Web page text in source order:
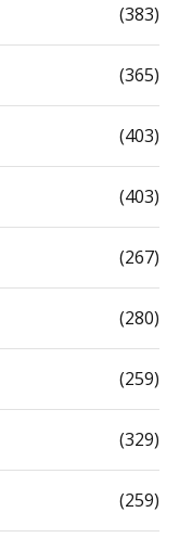
(383)
(365)
(403)
(403)
(267)
(280)
(259)
(329)
(259)